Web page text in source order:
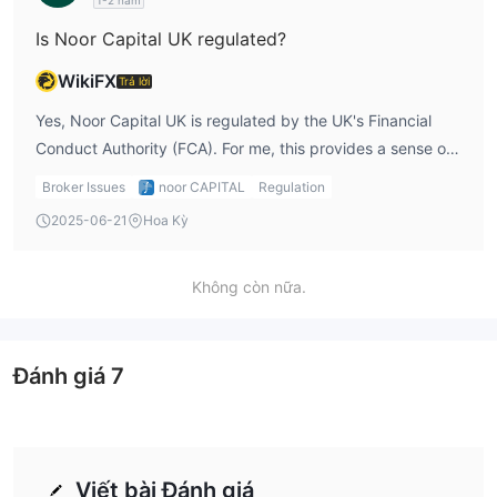
Is Noor Capital UK regulated?
WikiFXTrả lời
Yes, Noor Capital UK is regulated by the UK's Financial
Conduct Authority (FCA). For me, this provides a sense of
security, as FCA-regulated brokers must adhere to strict
and that the broker operates transparently.
Broker Issues noor CAPITAL
Regulation
2025-06-21
Hoa Kỳ
Không còn nữa.
Viết bài Đánh giá
Đánh giá 7